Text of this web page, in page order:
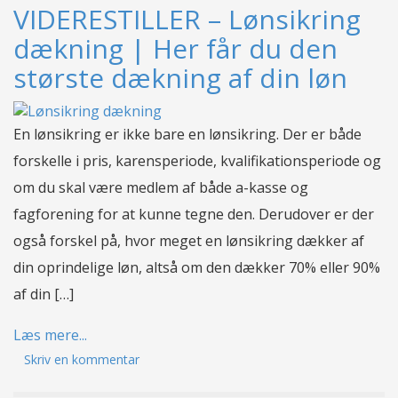
VIDERESTILLER – Lønsikring
dækning | Her får du den
største dækning af din løn
En lønsikring er ikke bare en lønsikring. Der er både
forskelle i pris, karensperiode, kvalifikationsperiode og
om du skal være medlem af både a-kasse og
fagforening for at kunne tegne den. Derudover er der
også forskel på, hvor meget en lønsikring dækker af
din oprindelige løn, altså om den dækker 70% eller 90%
af din […]
Læs mere...
Skriv en kommentar